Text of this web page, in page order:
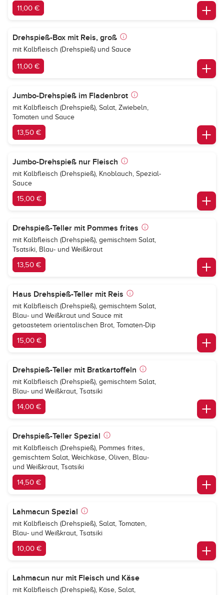
11,00 €
Drehspieß-Box mit Reis, groß
mit Kalbfleisch (Drehspieß) und Sauce
11,00 €
Jumbo-Drehspieß im Fladenbrot
mit Kalbfleisch (Drehspieß), Salat, Zwiebeln,
Tomaten und Sauce
13,50 €
Jumbo-Drehspieß nur Fleisch
mit Kalbfleisch (Drehspieß), Knoblauch, Spezial-
Sauce
15,00 €
Drehspieß-Teller mit Pommes frites
mit Kalbfleisch (Drehspieß), gemischtem Salat,
Tsatsiki, Blau- und Weißkraut
13,50 €
Haus Drehspieß-Teller mit Reis
mit Kalbfleisch (Drehspieß), gemischtem Salat,
Blau- und Weißkraut und Sauce mit
getoastetem orientalischen Brot, Tomaten-Dip
15,00 €
Drehspieß-Teller mit Bratkartoffeln
mit Kalbfleisch (Drehspieß), gemischtem Salat,
Blau- und Weißkraut, Tsatsiki
14,00 €
Drehspieß-Teller Spezial
mit Kalbfleisch (Drehspieß), Pommes frites,
gemischtem Salat, Weichkäse, Oliven, Blau-
und Weißkraut, Tsatsiki
14,50 €
Lahmacun Spezial
mit Kalbfleisch (Drehspieß), Salat, Tomaten,
Blau- und Weißkraut, Tsatsiki
10,00 €
Lahmacun nur mit Fleisch und Käse
mit Kalbfleisch (Drehspieß), Käse, Salat,